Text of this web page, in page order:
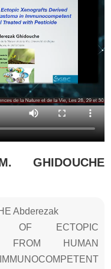
GHIDOUCHE
Abderezak
OF ECTOPIC
FROM HUMAN